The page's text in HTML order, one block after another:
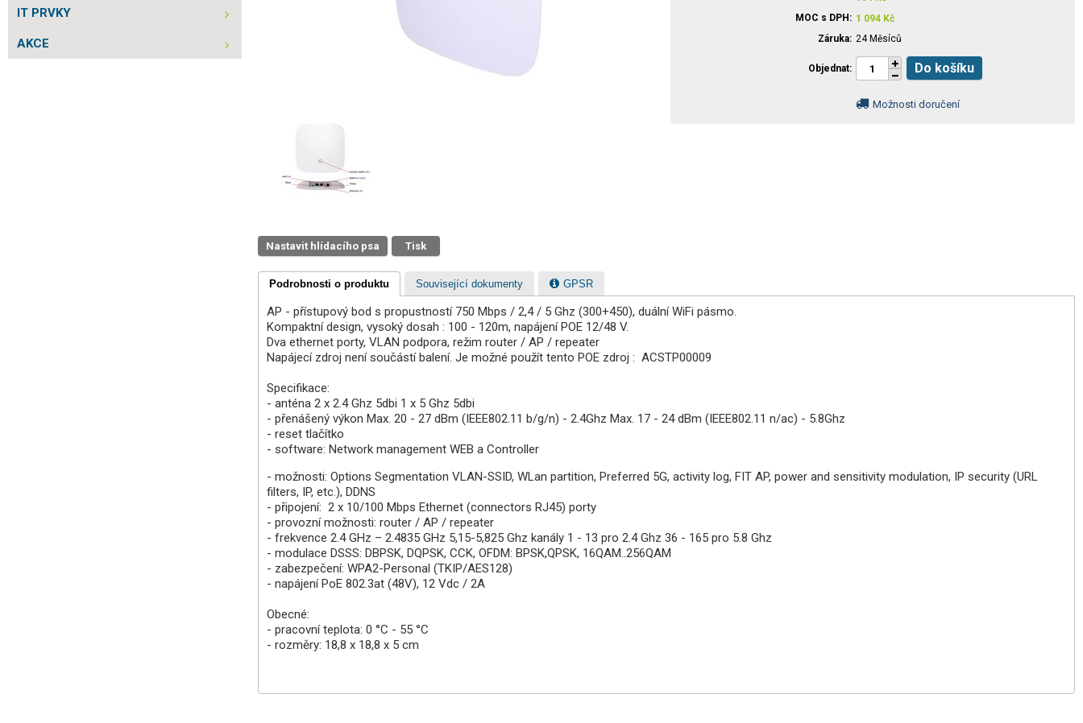
IT PRVKY
AKCE
MOC s DPH
1 094 Kč
Záruka 24 Měsíců
Objednat Do košíku
Možnosti doručení
Nastavit hlídacího psa Tisk
Podrobnosti o produktu Související dokumenty GPSR
AP - přístupový bod s propustností 750 Mbps / 2,4 / 5 Ghz (300+450), duální WiFi pásmo.
Kompaktní design, vysoký dosah : 100 - 120m, napájení POE 12/48 V.
Dva ethernet porty, VLAN podpora, režim router / AP / repeater
Napájecí zdroj není součástí balení. Je možné použít tento POE zdroj : ACSTP00009
Specifikace:
- anténa 2 x 2.4 Ghz 5dbi 1 x 5 Ghz 5dbi
- přenášený výkon Max. 20 - 27 dBm (IEEE802.11 b/g/n) - 2.4Ghz Max. 17 - 24 dBm (IEEE802.11 n/ac) - 5.8Ghz
- reset tlačítko
- software: Network management WEB a Controller
- možnosti: Options Segmentation VLAN-SSID, WLan partition, Preferred 5G, activity log, FIT AP, power and sensitivity modulation, IP security (URL
filters, IP, etc.), DDNS
- připojení: 2 x 10/100 Mbps Ethernet (connectors RJ45) porty
- provozní možnosti: router / AP / repeater
- frekvence 2.4 GHz – 2.4835 GHz 5,15-5,825 Ghz kanály 1 - 13 pro 2.4 Ghz 36 - 165 pro 5.8 Ghz
- modulace DSSS: DBPSK, DQPSK, CCK, OFDM: BPSK,QPSK, 16QAM..256QAM
- zabezpečení: WPA2-Personal (TKIP/AES128)
- napájení PoE 802.3at (48V), 12 Vdc / 2A
Obecné:
- pracovní teplota: 0 °C - 55 °C
- rozměry: 18,8 x 18,8 x 5 cm